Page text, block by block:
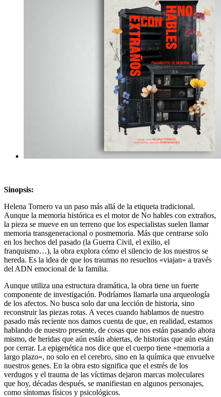
Sinopsis:
Helena Tornero va un paso más allá de la etiqueta tradicional.
Aunque la memoria histórica es el motor de No hables con extraños,
la pieza se mueve en un terreno que los especialistas suelen llamar
memoria transgeneracional o posmemoria. Más que centrarse solo
en los hechos del pasado (la Guerra Civil, el exilio, el
franquismo…), la obra explora cómo el silencio de los nuestros se
hereda. Es la idea de que los traumas no resueltos «viajan» a través
del ADN emocional de la familia.
Aunque utiliza una estructura dramática, la obra tiene un fuerte
componente de investigación. Podríamos llamarla una arqueología
de los afectos. No busca solo dar una lección de historia, sino
reconstruir las piezas rotas. A veces cuando hablamos de nuestro
pasado más reciente nos damos cuenta de que, en realidad, estamos
hablando de nuestro presente, de cosas que nos están pasando ahora
mismo, de heridas que aún están abiertas, de historias que aún están
por cerrar. La epigenética nos dice que el cuerpo tiene «memoria a
largo plazo», no solo en el cerebro, sino en la química que envuelve
nuestros genes. En la obra esto significa que el estrés de los
verdugos y el trauma de las víctimas dejaron marcas moleculares
que hoy, décadas después, se manifiestan en algunos personajes,
como síntomas físicos y psicológicos.